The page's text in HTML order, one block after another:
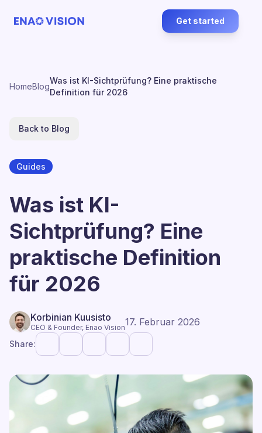
Get started
HomeBlog
Was ist KI-Sichtprüfung? Eine praktische
Definition für 2026
Back to Blog
Guides
Was ist KI-
Sichtprüfung? Eine
praktische Definition
für 2026
Korbinian Kuusisto
CEO & Founder, Enao Vision17. Februar 2026
Share: